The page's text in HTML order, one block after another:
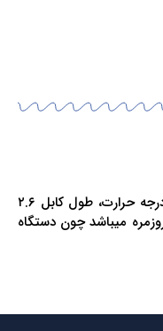
زمان آماده بکار دستگاه ۱۵ ثانیه، فوق العاده سبک جهت استفاده روزمره، حجم خروجی بخار تا ۲۰ گرم در دقیقه، مخزن آب با گنجایش ۷۰ میلی لیتر، از بین برنده باکتری ها، بدون تنظیم درجه حرارت، طول کابل ۲.۶
میباشد چون دستگاه